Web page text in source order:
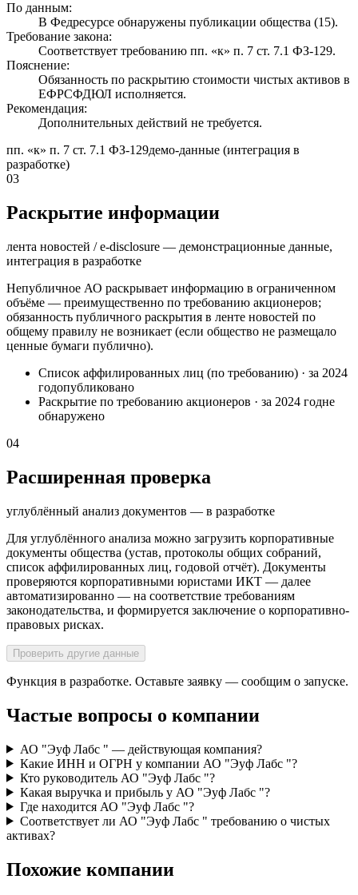
По данным:
В Федресурсе обнаружены публикации общества (15).
Требование закона:
Соответствует требованию пп. «к» п. 7 ст. 7.1 ФЗ-129.
Пояснение:
Обязанность по раскрытию стоимости чистых активов в
ЕФРСФДЮЛ исполняется.
Рекомендация:
Дополнительных действий не требуется.
пп. «к» п. 7 ст. 7.1 ФЗ-129демо-данные (интеграция в
разработке)
03
Раскрытие информации
лента новостей / e-disclosure — демонстрационные данные,
интеграция в разработке
Непубличное АО раскрывает информацию в ограниченном
объёме — преимущественно по требованию акционеров;
обязанность публичного раскрытия в ленте новостей по
общему правилу не возникает (если общество не размещало
ценные бумаги публично).
Список аффилированных лиц (по требованию) · за 2024
годопубликовано
Раскрытие по требованию акционеров · за 2024 годне
обнаружено
04
Расширенная проверка
углублённый анализ документов — в разработке
Для углублённого анализа можно загрузить корпоративные
документы общества (устав, протоколы общих собраний,
список аффилированных лиц, годовой отчёт). Документы
проверяются корпоративными юристами ИКТ — далее
автоматизированно — на соответствие требованиям
законодательства, и формируется заключение о корпоративно-
правовых рисках.
Проверить другие данные
Функция в разработке. Оставьте заявку — сообщим о запуске.
Частые вопросы о компании
АО "Эуф Лабс " — действующая компания?
Какие ИНН и ОГРН у компании АО "Эуф Лабс "?
Кто руководитель АО "Эуф Лабс "?
Какая выручка и прибыль у АО "Эуф Лабс "?
Где находится АО "Эуф Лабс "?
Соответствует ли АО "Эуф Лабс " требованию о чистых
активах?
Похожие компании